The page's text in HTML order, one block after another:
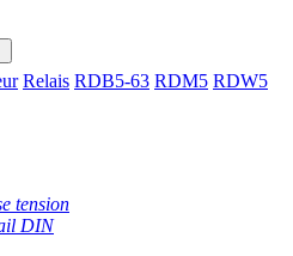
Relais RDB5-63 RDM5 RDW5
tension
DIN